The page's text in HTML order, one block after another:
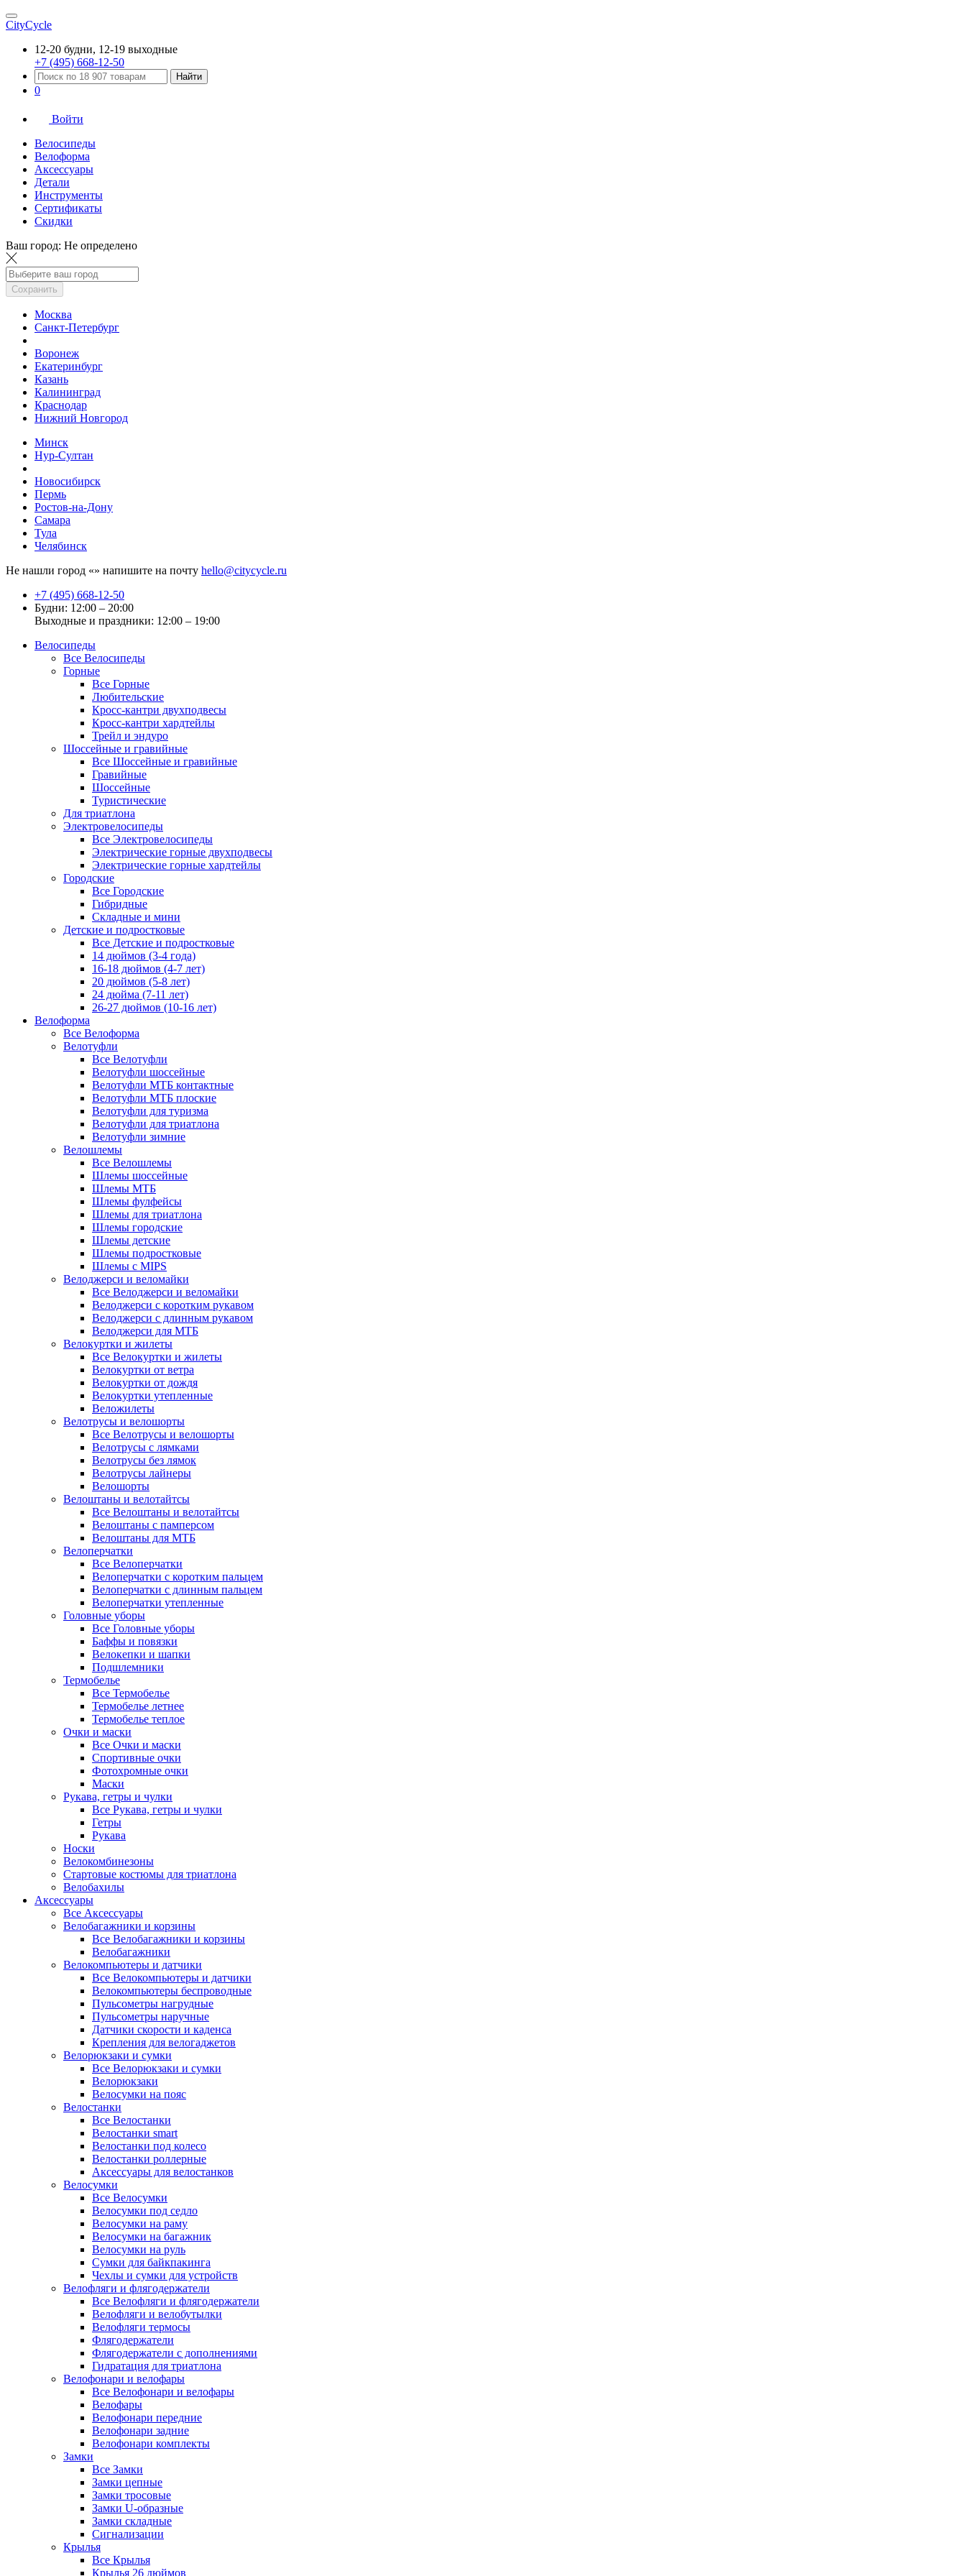
CityCycle
12-20 будни, 12-19 выходные
+7 (495) 668-12-50
Найти
0
Войти
Велосипеды
Велоформа
Аксессуары
Детали
Инструменты
Сертификаты
Скидки
Ваш город: Не определено
Сохранить
Москва
Санкт-Петербург
Воронеж
Екатеринбург
Казань
Калининград
Краснодар
Нижний Новгород
Минск
Нур-Султан
Новосибирск
Пермь
Ростов-на-Дону
Самара
Тула
Челябинск
Не нашли город «» напишите на почту hello@citycycle.ru
+7 (495) 668-12-50
Будни: 12:00 – 20:00
Выходные и праздники: 12:00 – 19:00
Велосипеды
Все Велосипеды
Горные
Все Горные
Любительские
Кросс-кантри двухподвесы
Кросс-кантри хардтейлы
Трейл и эндуро
Шоссейные и гравийные
Все Шоссейные и гравийные
Гравийные
Шоссейные
Туристические
Для триатлона
Электровелосипеды
Все Электровелосипеды
Электрические горные двухподвесы
Электрические горные хардтейлы
Городские
Все Городские
Гибридные
Складные и мини
Детские и подростковые
Все Детские и подростковые
14 дюймов (3-4 года)
16-18 дюймов (4-7 лет)
20 дюймов (5-8 лет)
24 дюйма (7-11 лет)
26-27 дюймов (10-16 лет)
Велоформа
Все Велоформа
Велотуфли
Все Велотуфли
Велотуфли шоссейные
Велотуфли МТБ контактные
Велотуфли МТБ плоские
Велотуфли для туризма
Велотуфли для триатлона
Велотуфли зимние
Велошлемы
Все Велошлемы
Шлемы шоссейные
Шлемы МТБ
Шлемы фулфейсы
Шлемы для триатлона
Шлемы городские
Шлемы детские
Шлемы подростковые
Шлемы с MIPS
Велоджерси и веломайки
Все Велоджерси и веломайки
Велоджерси с коротким рукавом
Велоджерси с длинным рукавом
Велоджерси для МТБ
Велокуртки и жилеты
Все Велокуртки и жилеты
Велокуртки от ветра
Велокуртки от дождя
Велокуртки утепленные
Веложилеты
Велотрусы и велошорты
Все Велотрусы и велошорты
Велотрусы с лямками
Велотрусы без лямок
Велотрусы лайнеры
Велошорты
Велоштаны и велотайтсы
Все Велоштаны и велотайтсы
Велоштаны с памперсом
Велоштаны для МТБ
Велоперчатки
Все Велоперчатки
Велоперчатки с коротким пальцем
Велоперчатки с длинным пальцем
Велоперчатки утепленные
Головные уборы
Все Головные уборы
Баффы и повязки
Велокепки и шапки
Подшлемники
Термобелье
Все Термобелье
Термобелье летнее
Термобелье теплое
Очки и маски
Все Очки и маски
Спортивные очки
Фотохромные очки
Маски
Рукава, гетры и чулки
Все Рукава, гетры и чулки
Гетры
Рукава
Носки
Велокомбинезоны
Стартовые костюмы для триатлона
Велобахилы
Аксессуары
Все Аксессуары
Велобагажники и корзины
Все Велобагажники и корзины
Велобагажники
Велокомпьютеры и датчики
Все Велокомпьютеры и датчики
Велокомпьютеры беспроводные
Пульсометры нагрудные
Пульсометры наручные
Датчики скорости и каденса
Крепления для велогаджетов
Велорюкзаки и сумки
Все Велорюкзаки и сумки
Велорюкзаки
Велосумки на пояс
Велостанки
Все Велостанки
Велостанки smart
Велостанки под колесо
Велостанки роллерные
Аксессуары для велостанков
Велосумки
Все Велосумки
Велосумки под седло
Велосумки на раму
Велосумки на багажник
Велосумки на руль
Сумки для байкпакинга
Чехлы и сумки для устройств
Велофляги и флягодержатели
Все Велофляги и флягодержатели
Велофляги и велобутылки
Велофляги термосы
Флягодержатели
Флягодержатели с дополнениями
Гидратация для триатлона
Велофонари и велофары
Все Велофонари и велофары
Велофары
Велофонари передние
Велофонари задние
Велофонари комплекты
Замки
Все Замки
Замки цепные
Замки тросовые
Замки U-образные
Замки складные
Сигнализации
Крылья
Все Крылья
Крылья 26 дюймов